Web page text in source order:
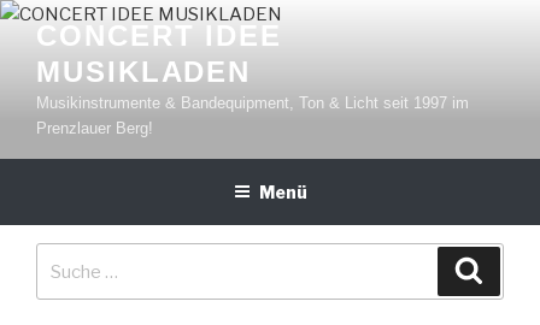
Zum
Inhalt
springen
CONCERT IDEE
MUSIKLADEN
Musikinstrumente & Bandequipment, Ton & Licht seit 1997 im
Prenzlauer Berg!
Menü